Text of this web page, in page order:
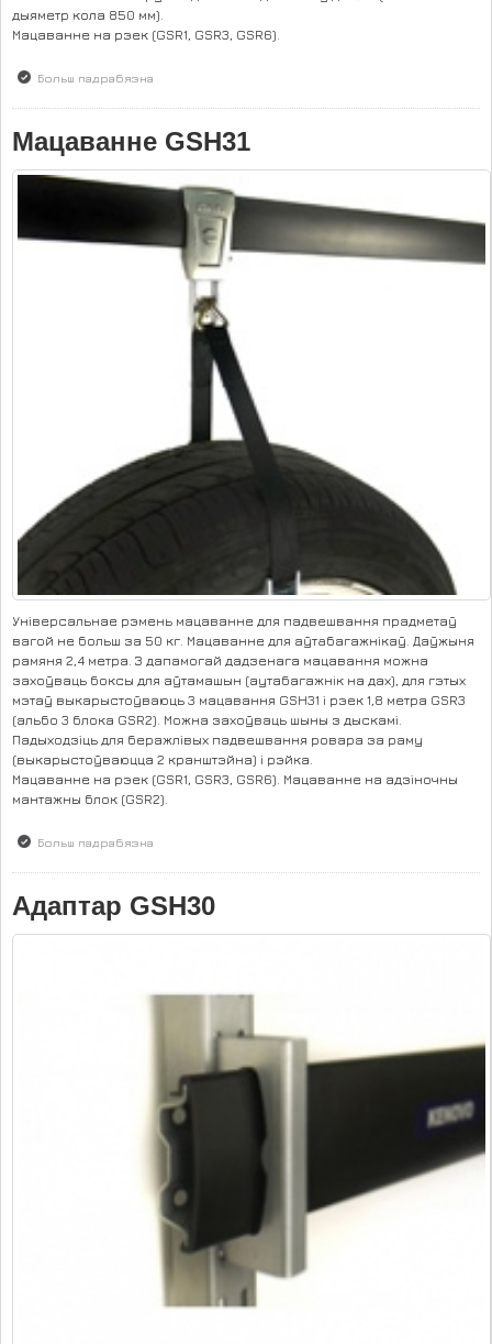
дыяметр кола 850 мм).
Мацаванне на рэек (GSR1, GSR3, GSR6).
Больш падрабязна
Мацаванне GSH31
Універсальнае рэмень мацаванне для падвешвання прадметаў
вагой не больш за 50 кг. Мацаванне для аўтaбагажнікаў. Даўжыня
рамяня 2,4 метра. З дапамогай дадзенага мацавання можна
захоўваць боксы для аўтамашын (аутабагажнiк на дах), для гэтых
мэтаў выкарыстоўваюць 3 мацавання GSH31 і рэек 1,8 метра GSR3
(альбо 3 блока GSR2). Можна захоўваць шыны з дыскамі.
Падыходзіць для беражлівых падвешвання ровара за раму
(выкарыстоўваюцца 2 кранштэйна) і рэйка.
Мацаванне на рэек (GSR1, GSR3, GSR6). Мацаванне на адзіночны
мантажны блок (GSR2).
Больш падрабязна
Адаптар GSH30